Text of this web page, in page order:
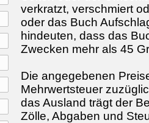
verkratzt, verschmiert
oder das Buch
hindeuten, dass das
Zwecken mehr als 45
Die angegebenen
Mehrwertsteuer
das Ausland trägt der
Zölle, Abgaben und